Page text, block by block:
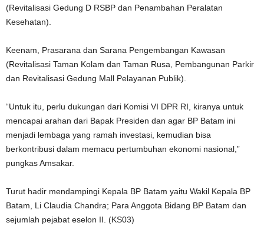
(Revitalisasi Gedung D RSBP dan Penambahan Peralatan
Kesehatan).
Keenam, Prasarana dan Sarana Pengembangan Kawasan
(Revitalisasi Taman Kolam dan Taman Rusa, Pembangunan Parkir
dan Revitalisasi Gedung Mall Pelayanan Publik).
“Untuk itu, perlu dukungan dari Komisi VI DPR RI, kiranya untuk
mencapai arahan dari Bapak Presiden dan agar BP Batam ini
menjadi lembaga yang ramah investasi, kemudian bisa
berkontribusi dalam memacu pertumbuhan ekonomi nasional,”
pungkas Amsakar.
Turut hadir mendampingi Kepala BP Batam yaitu Wakil Kepala BP
Batam, Li Claudia Chandra; Para Anggota Bidang BP Batam dan
sejumlah pejabat eselon II. (KS03)